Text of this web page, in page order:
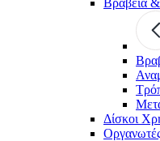
Δίσκοι